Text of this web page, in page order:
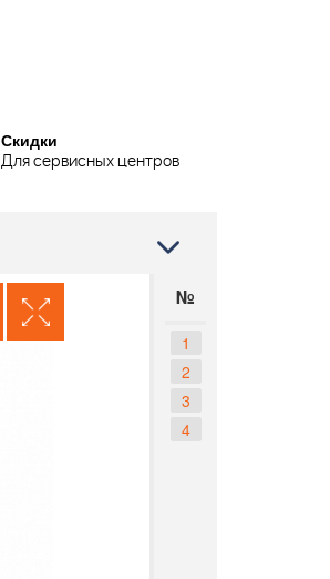
Скидки
Для сервисных центров
№
1
2
3
4